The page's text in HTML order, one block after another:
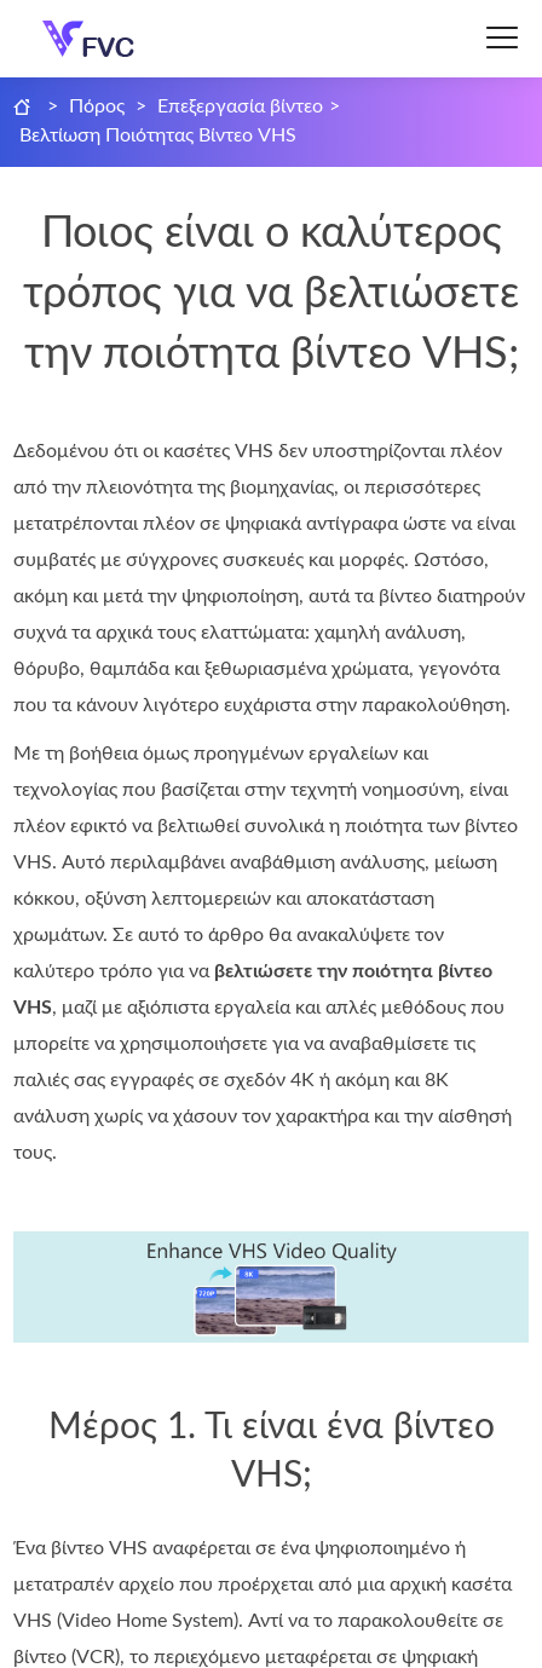
> Πόρος > Επεξεργασία βίντεο >
Βελτίωση Ποιότητας Βίντεο VHS
Ποιος είναι ο καλύτερος
τρόπος για να βελτιώσετε
την ποιότητα βίντεο VHS;
Δεδομένου ότι οι κασέτες VHS δεν υποστηρίζονται πλέον
από την πλειονότητα της βιομηχανίας, οι περισσότερες
μετατρέπονται πλέον σε ψηφιακά αντίγραφα ώστε να είναι
συμβατές με σύγχρονες συσκευές και μορφές. Ωστόσο,
ακόμη και μετά την ψηφιοποίηση, αυτά τα βίντεο διατηρούν
συχνά τα αρχικά τους ελαττώματα: χαμηλή ανάλυση,
θόρυβο, θαμπάδα και ξεθωριασμένα χρώματα, γεγονότα
που τα κάνουν λιγότερο ευχάριστα στην παρακολούθηση.
Με τη βοήθεια όμως προηγμένων εργαλείων και
τεχνολογίας που βασίζεται στην τεχνητή νοημοσύνη, είναι
πλέον εφικτό να βελτιωθεί συνολικά η ποιότητα των βίντεο
VHS. Αυτό περιλαμβάνει αναβάθμιση ανάλυσης, μείωση
κόκκου, οξύνση λεπτομερειών και αποκατάσταση
χρωμάτων. Σε αυτό το άρθρο θα ανακαλύψετε τον
καλύτερο τρόπο για να βελτιώσετε την ποιότητα βίντεο
VHS, μαζί με αξιόπιστα εργαλεία και απλές μεθόδους που
μπορείτε να χρησιμοποιήσετε για να αναβαθμίσετε τις
παλιές σας εγγραφές σε σχεδόν 4K ή ακόμη και 8K
ανάλυση χωρίς να χάσουν τον χαρακτήρα και την αίσθησή
τους.
Μέρος 1. Τι είναι ένα βίντεο
VHS;
Ένα βίντεο VHS αναφέρεται σε ένα ψηφιοποιημένο ή
μετατραπέν αρχείο που προέρχεται από μια αρχική κασέτα
VHS (Video Home System). Αντί να το παρακολουθείτε σε
βίντεο (VCR), το περιεχόμενο μεταφέρεται σε ψηφιακή